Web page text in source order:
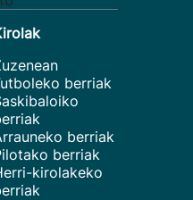
berriak
berriak
berriak
kirolakeko